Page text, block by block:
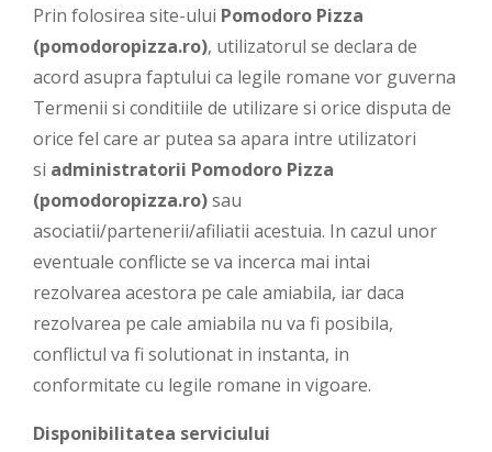
Prin folosirea site-ului Pomodoro Pizza
(pomodoropizza.ro), utilizatorul se declara de
acord asupra faptului ca legile romane vor guverna
Termenii si conditiile de utilizare si orice disputa de
orice fel care ar putea sa apara intre utilizatori
si administratorii Pomodoro Pizza
(pomodoropizza.ro)sau
asociatii/partenerii/afiliatii acestuia. In cazul unor
eventuale conflicte se va incerca mai intai
rezolvarea acestora pe cale amiabila, iar daca
rezolvarea pe cale amiabila nu va fi posibila,
conflictul va fi solutionat in instanta, in
conformitate cu legile romane in vigoare.
Disponibilitatea serviciului